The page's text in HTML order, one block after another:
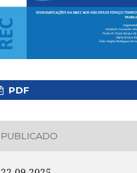
PDF
PUBLICADO